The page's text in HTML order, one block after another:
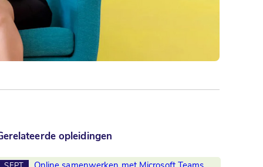
opleidingen